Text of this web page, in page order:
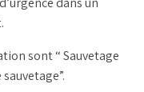
sont “ Sauvetage